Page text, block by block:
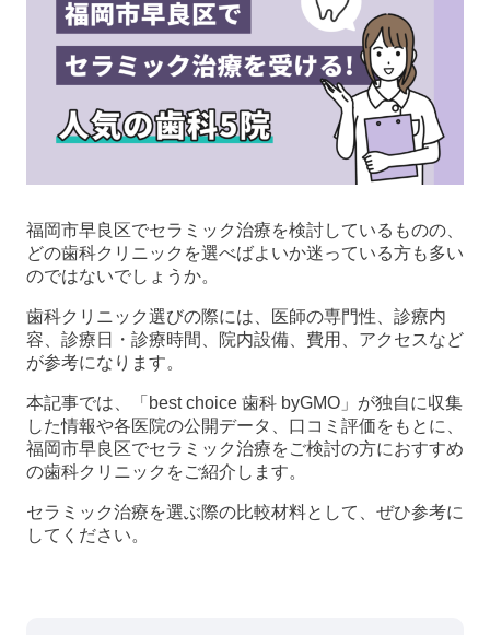
福岡市早良区でセラミック治療を検討しているものの、
どの歯科クリニックを選べばよいか迷っている方も多い
のではないでしょうか。
歯科クリニック選びの際には、医師の専門性、診療内
容、診療日・診療時間、院内設備、費用、アクセスなど
が参考になります。
本記事では、「best choice 歯科 byGMO」が独自に収集
した情報や各医院の公開データ、口コミ評価をもとに、
福岡市早良区でセラミック治療をご検討の方におすすめ
の歯科クリニックをご紹介します。
セラミック治療を選ぶ際の比較材料として、ぜひ参考に
してください。